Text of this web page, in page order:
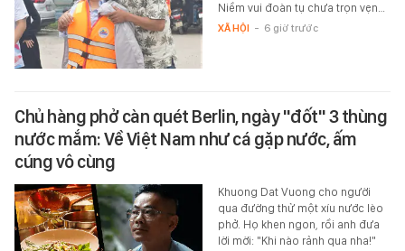
Niềm vui đoàn tụ chưa trọn vẹn…
XÃ HỘI - 6 giờ trước
Chủ hàng phở càn quét Berlin, ngày "đốt" 3 thùng
nước mắm: Về Việt Nam như cá gặp nước, ấm
cúng vô cùng
Khuong Dat Vuong cho người
qua đường thử một xíu nước lèo
phở. Họ khen ngon, rồi anh đưa
lời mời: "Khi nào rảnh qua nha!"